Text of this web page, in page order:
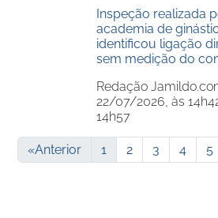
Inspeção realizada
academia de
identificou ligação
sem medição do
Redação
22/07/2026, às
14h57
«Anterior 1 2 3 4 5